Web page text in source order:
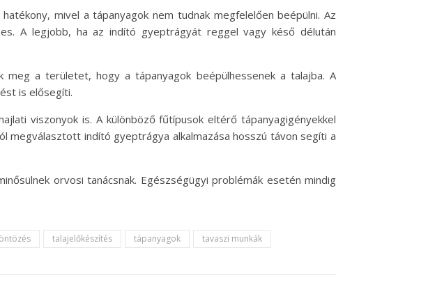
mivel a tápanyagok nem tudnak megfelelően beépülni. Az
A legjobb, ha az indító gyeptrágyát reggel vagy késő délután
a területet, hogy a tápanyagok beépülhessenek a talajba. A
is elősegíti.
viszonyok is. A különböző fűtípusok eltérő tápanyagigényekkel
megválasztott indító gyeptrágya alkalmazása hosszú távon segíti a
orvosi tanácsnak. Egészségügyi problémák esetén mindig
öntözés talajelőkészítés tápanyagok tavaszi munkák